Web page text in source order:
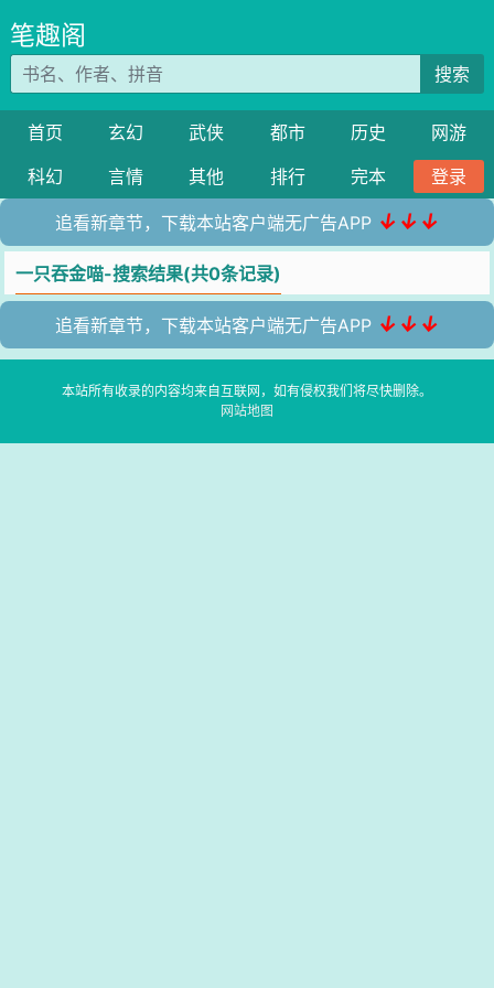
笔趣阁
搜索
首页 玄幻 武侠 都市 历史
网游
科幻
言情 其他 排行 完本 登录
追看新章节，下载本站客户端无广告APP ↓↓↓
一只吞金喵-搜索结果(共0条记录)
追看新章节，下载本站客户端无广告APP ↓↓↓
本站所有收录的内容均来自互联网，如有侵权我们将尽快删除。
网站地图